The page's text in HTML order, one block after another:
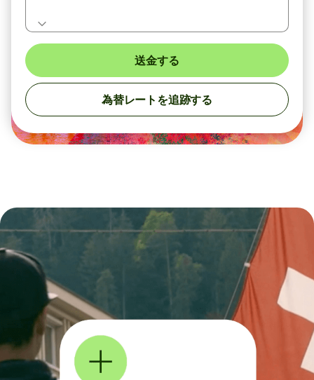
送金する
為替レートを追跡する